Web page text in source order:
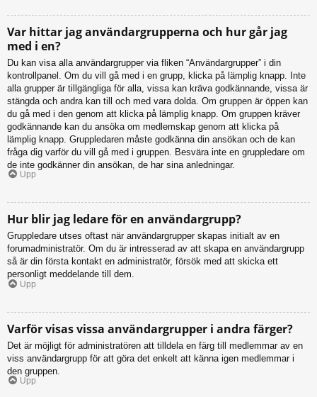
Var hittar jag användargrupperna och hur går jag
med i en?
Du kan visa alla användargrupper via fliken “Användargrupper” i din
kontrollpanel. Om du vill gå med i en grupp, klicka på lämplig knapp. Inte
alla grupper är tillgängliga för alla, vissa kan kräva godkännande, vissa är
stängda och andra kan till och med vara dolda. Om gruppen är öppen kan
du gå med i den genom att klicka på lämplig knapp. Om gruppen kräver
godkännande kan du ansöka om medlemskap genom att klicka på
lämplig knapp. Gruppledaren måste godkänna din ansökan och de kan
fråga dig varför du vill gå med i gruppen. Besvära inte en gruppledare om
de inte godkänner din ansökan, de har sina anledningar.
Upp
Hur blir jag ledare för en användargrupp?
Gruppledare utses oftast när användargrupper skapas initialt av en
forumadministratör. Om du är intresserad av att skapa en användargrupp
så är din första kontakt en administratör, försök med att skicka ett
personligt meddelande till dem.
Upp
Varför visas vissa användargrupper i andra färger?
Det är möjligt för administratören att tilldela en färg till medlemmar av en
viss användargrupp för att göra det enkelt att känna igen medlemmar i
den gruppen.
Upp